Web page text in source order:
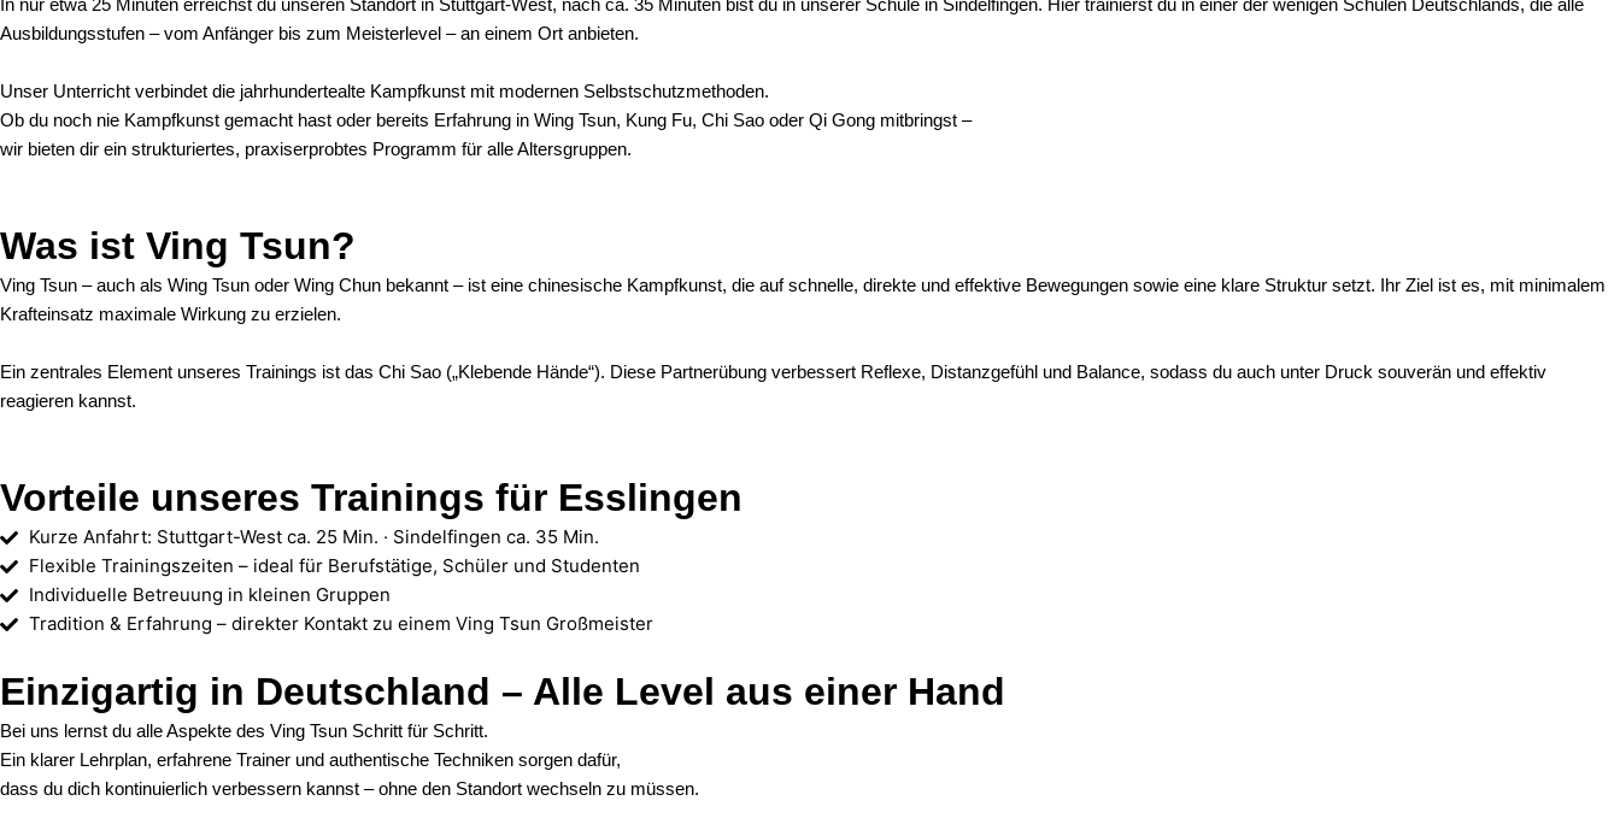
In nur etwa 25 Minuten erreichst du unseren Standort in Stuttgart-West, nach ca. 35 Minuten bist du in unserer Schule in Sindelfingen. Hier trainierst du in einer der wenigen Schulen Deutschlands, die alle
Ausbildungsstufen – vom Anfänger bis zum Meisterlevel – an einem Ort anbieten.
Unser Unterricht verbindet die jahrhundertealte Kampfkunst mit modernen Selbstschutzmethoden.
Ob du noch nie Kampfkunst gemacht hast oder bereits Erfahrung in Wing Tsun, Kung Fu, Chi Sao oder Qi Gong mitbringst –
wir bieten dir ein strukturiertes, praxiserprobtes Programm für alle Altersgruppen.
Was ist Ving Tsun?
Ving Tsun – auch als Wing Tsun oder Wing Chun bekannt – ist eine chinesische Kampfkunst, die auf schnelle, direkte und effektive Bewegungen sowie eine klare Struktur setzt. Ihr Ziel ist es, mit minimalem
Krafteinsatz maximale Wirkung zu erzielen.
Ein zentrales Element unseres Trainings ist das Chi Sao („Klebende Hände“). Diese Partnerübung verbessert Reflexe, Distanzgefühl und Balance, sodass du auch unter Druck souverän und effektiv
reagieren kannst.
Vorteile unseres Trainings für Esslingen
Kurze Anfahrt: Stuttgart-West ca. 25 Min. · Sindelfingen ca. 35 Min.
Flexible Trainingszeiten – ideal für Berufstätige, Schüler und Studenten
Individuelle Betreuung in kleinen Gruppen
Tradition & Erfahrung – direkter Kontakt zu einem Ving Tsun Großmeister
Einzigartig in Deutschland – Alle Level aus einer Hand
Bei uns lernst du alle Aspekte des Ving Tsun Schritt für Schritt.
Ein klarer Lehrplan, erfahrene Trainer und authentische Techniken sorgen dafür,
dass du dich kontinuierlich verbessern kannst – ohne den Standort wechseln zu müssen.